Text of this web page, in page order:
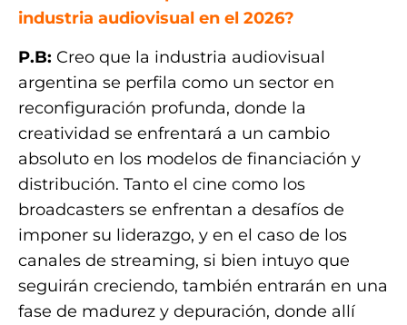
industria audiovisual en el 2026?
P.B: Creo que la industria audiovisual
argentina se perfila como un sector en
reconfiguración profunda, donde la
creatividad se enfrentará a un cambio
absoluto en los modelos de financiación y
distribución. Tanto el cine como los
broadcasters se enfrentan a desafíos de
imponer su liderazgo, y en el caso de los
canales de streaming, si bien intuyo que
seguirán creciendo, también entrarán en una
fase de madurez y depuración, donde allí